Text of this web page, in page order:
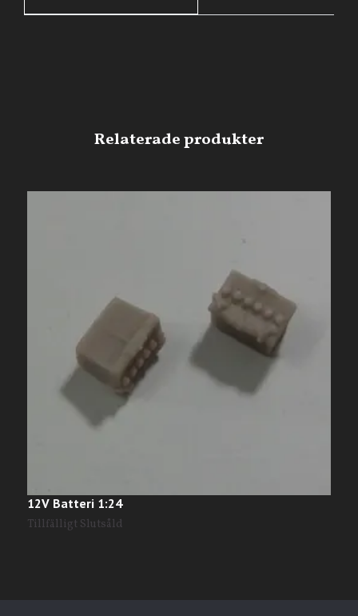
12V Batteri 1:24
Tillfälligt Slutsåld